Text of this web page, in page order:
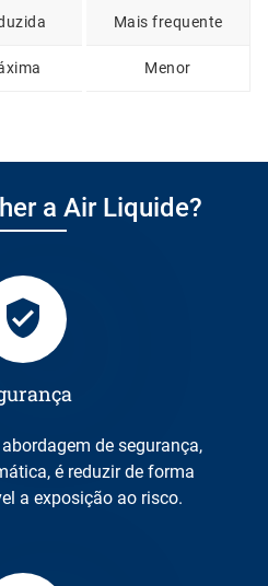
Mais frequente
Menor
a Air Liquide?
é reduzir de forma
a exposição ao risco.